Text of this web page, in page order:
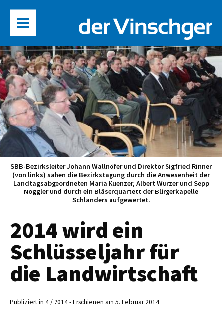
SBB-Bezirksleiter Johann Wallnöfer und Direktor Sigfried Rinner
(von links) sahen die Bezirkstagung durch die Anwesenheit der
Landtagsabgeordneten Maria Kuenzer, Albert Wurzer und Sepp
Noggler und durch ein Bläserquartett der Bürgerkapelle
Schlanders aufgewertet.
2014 wird ein
Schlüsseljahr für
die Landwirtschaft
Publiziert in 4 / 2014 - Erschienen am 5. Februar 2014